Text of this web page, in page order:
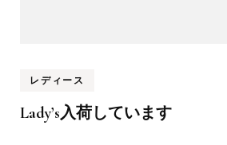
レディース
Lady’s入荷しています